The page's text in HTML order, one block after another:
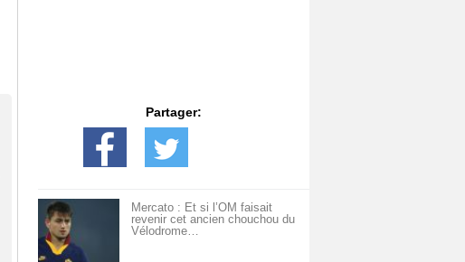
Partager:
Mercato : Et si l’OM faisait
revenir cet ancien chouchou du
Vélodrome…